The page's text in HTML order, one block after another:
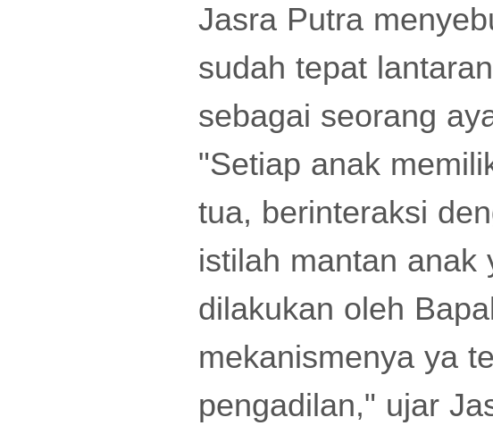
Jasra Putra
sudah tepat
sebagai seorang
"Setiap anak
tua, berinteraksi
istilah mantan anak
dilakukan oleh
mekanismenya ya
pengadilan," ujar